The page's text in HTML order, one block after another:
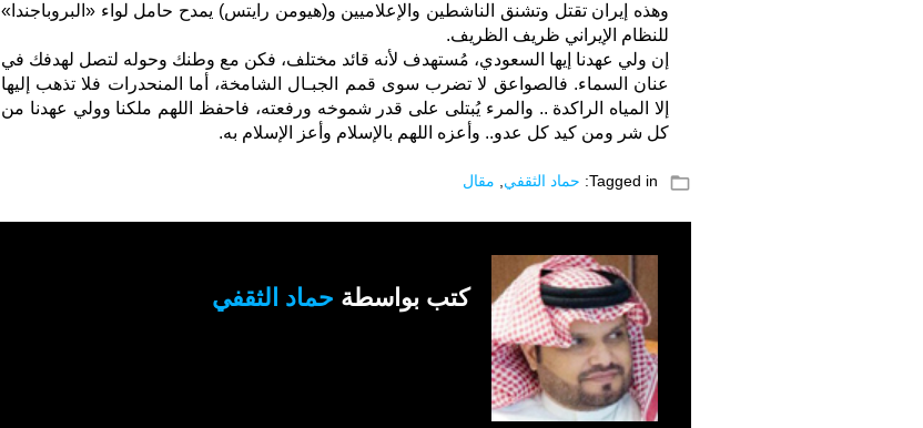
وهذه إيران تقتل وتشنق الناشطين والإعلاميين و(هيومن رايتس) يمدح حامل لواء «البروباجندا»
للنظام الإيراني ظريف الظريف.
إن ولي عهدنا إيها السعودي، مُستهدف لأنه قائد مختلف، فكن مع وطنك وحوله لتصل لهدفك في
عنان السماء. فالصواعق لا تضرب سوى قمم الجبـال الشامخة، أما المنحدرات فلا تذهب إليها
إلا المياه الراكدة .. والمرء يُبتلى على قدر شموخه ورفعته، فاحفظ اللهم ملكنا وولي عهدنا من
كل شر ومن كيد كل عدو.. وأعزه اللهم بالإسلام وأعز الإسلام به.
folder_open
Tagged in: حماد الثقفي, مقال
كتب بواسطة حماد الثقفي